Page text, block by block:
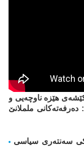
هاوکێشەی هێزە ناوچەیی و
دەرفەتەکانی ململانێ
سەنتەری سیاسی